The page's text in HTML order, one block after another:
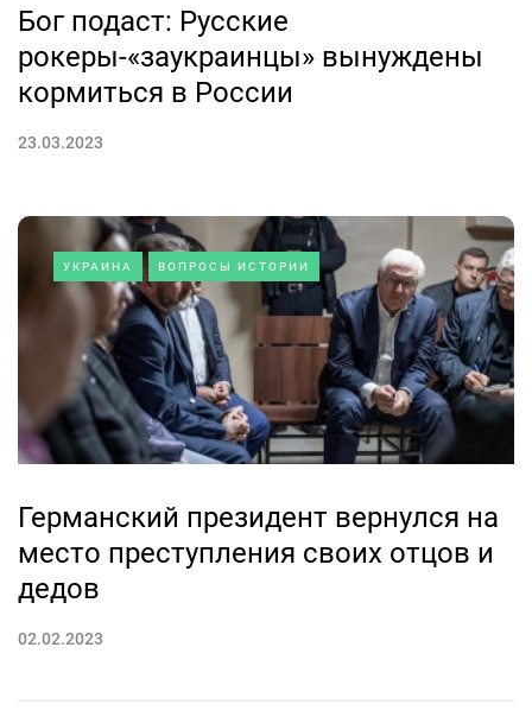
Бог подаст: Русские
рокеры-«заукраинцы» вынуждены
кормиться в России
23.03.2023
УКРАИНА ВОПРОСЫ ИСТОРИИ
Германский президент вернулся на
место преступления своих отцов и
дедов
02.02.2023